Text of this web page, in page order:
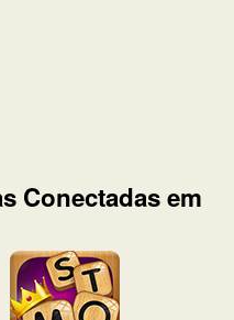
Conectadas em